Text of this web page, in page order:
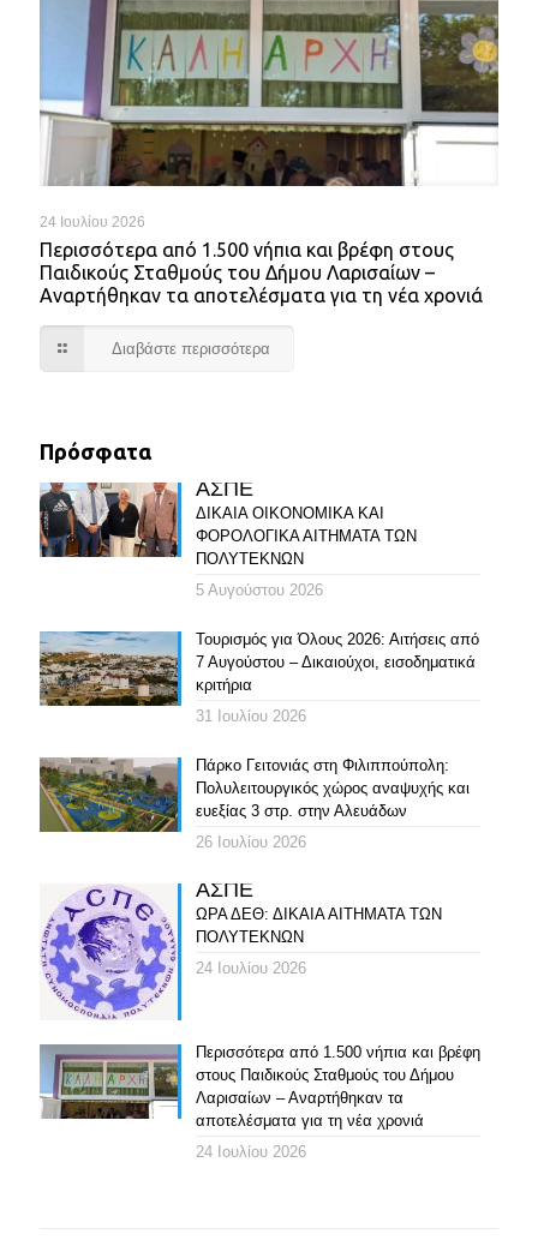
24 Ιουλίου 2026
Περισσότερα από 1.500 νήπια και βρέφη στους
Παιδικούς Σταθμούς του Δήμου Λαρισαίων –
Αναρτήθηκαν τα αποτελέσματα για τη νέα χρονιά
Διαβάστε περισσότερα
Πρόσφατα
ΑΣΠΕ
ΔΙΚΑΙΑ ΟΙΚΟΝΟΜΙΚΑ ΚΑΙ
ΦΟΡΟΛΟΓΙΚΑ ΑΙΤΗΜΑΤΑ ΤΩΝ
ΠΟΛΥΤΕΚΝΩΝ
5 Αυγούστου 2026
Τουρισμός για Όλους 2026: Αιτήσεις από
7 Αυγούστου – Δικαιούχοι, εισοδηματικά
κριτήρια
31 Ιουλίου 2026
Πάρκο Γειτονιάς στη Φιλιππούπολη:
Πολυλειτουργικός χώρος αναψυχής και
ευεξίας 3 στρ. στην Αλευάδων
26 Ιουλίου 2026
ΑΣΠΕ
ΩΡΑ ΔΕΘ: ΔΙΚΑΙΑ ΑΙΤΗΜΑΤΑ ΤΩΝ
ΠΟΛΥΤΕΚΝΩΝ
24 Ιουλίου 2026
Περισσότερα από 1.500 νήπια και βρέφη
στους Παιδικούς Σταθμούς του Δήμου
Λαρισαίων – Αναρτήθηκαν τα
αποτελέσματα για τη νέα χρονιά
24 Ιουλίου 2026